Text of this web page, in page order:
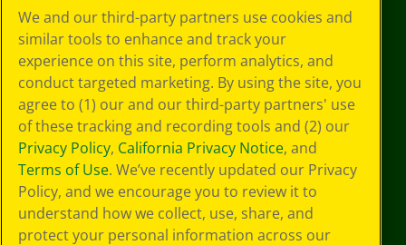
in materia di
privacy
Informativa sulla
privacy
Termini SMS
GDPR
Informativa sulla
privacy di CA
Technologies
Preferenze cookie
Condizioni d'uso
Accessibilità web
We and our third-party partners use cookies and
similar tools to enhance and track your
experience on this site, perform analytics, and
conduct targeted marketing. By using the site, you
agree to (1) our and our third-party partners' use
of these tracking and recording tools and (2) our
Privacy Policy, California Privacy Notice, and
Terms of Use. We’ve recently updated our Privacy
Policy, and we encourage you to review it to
understand how we collect, use, share, and
protect your personal information across our